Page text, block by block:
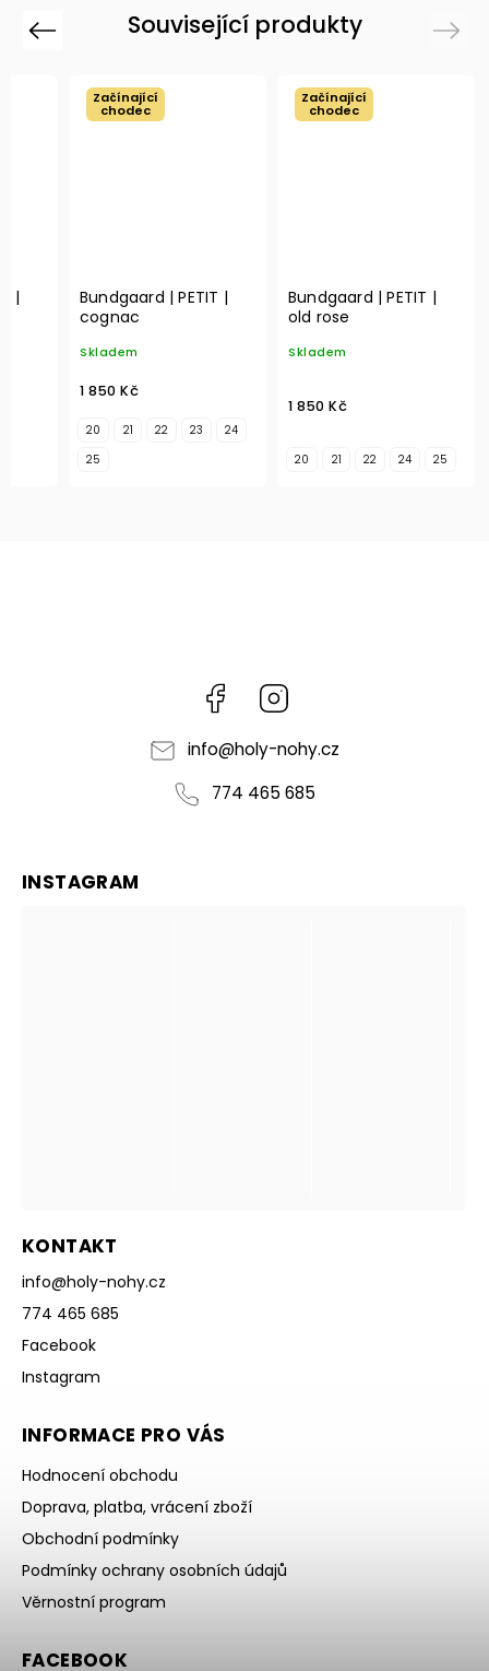
Související produkty
Previous
|
Začínající
chodec
Bundgaard | PETIT |
cognac
Skladem
1 850 Kč
20 21 22 23 24
25
Začínající
chodec
Bundgaard | PETIT |
old rose
Skladem
1 850 Kč
20 21 22 24 25
Next
Facebook
info@holy-nohy.cz
774 465 685
KONTAKT
info@holy-nohy.cz
774 465 685
Facebook
Instagram
INFORMACE PRO VÁS
Hodnocení obchodu
Doprava, platba, vrácení zboží
Obchodní podmínky
Podmínky ochrany osobních údajů
Věrnostní program
FACEBOOK
INSTAGRAM